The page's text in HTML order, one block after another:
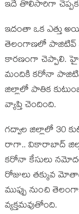
ఇదే తొలిసారిగా చెప్పక
ఇదంతా ఒక ఎత్తు
తెలంగాణలో పాజిటివ్
కారణంగా చెప్పాలి.
మందికి కరోనా
జిల్లాలో పాతిక
వ్యాప్తి చెందింది.
గద్వాల జిల్లాలో 30
రాగా.. వికారాబాద్
కరోనా కేసులు
రోజులు తక్కువ
ముప్పు నుంచి
వ్యక్తమవుతోంది.